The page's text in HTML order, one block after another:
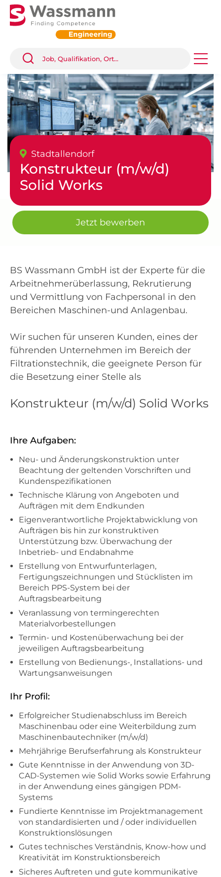
Stadtallendorf
Konstrukteur (m/w/d)
Solid Works
Jetzt bewerben
BS Wassmann GmbH ist der Experte für die
Arbeitnehmerüberlassung, Rekrutierung
und Vermittlung von Fachpersonal in den
Bereichen Maschinen-und Anlagenbau.
Wir suchen für unseren Kunden, eines der
führenden Unternehmen im Bereich der
Filtrationstechnik, die geeignete Person für
die Besetzung einer Stelle als
Konstrukteur (m/w/d) Solid Works
Ihre Aufgaben:
Neu- und Änderungskonstruktion unter
Beachtung der geltenden Vorschriften und
Kundenspezifikationen
Technische Klärung von Angeboten und
Aufträgen mit dem Endkunden
Eigenverantwortliche Projektabwicklung von
Aufträgen bis hin zur konstruktiven
Unterstützung bzw. Überwachung der
Inbetrieb- und Endabnahme
Erstellung von Entwurfunterlagen,
Fertigungszeichnungen und Stücklisten im
Bereich PPS-System bei der
Auftragsbearbeitung
Veranlassung von termingerechten
Materialvorbestellungen
Termin- und Kostenüberwachung bei der
jeweiligen Auftragsbearbeitung
Erstellung von Bedienungs-, Installations- und
Wartungsanweisungen
Ihr Profil:
Erfolgreicher Studienabschluss im Bereich
Maschinenbau oder eine Weiterbildung zum
Maschinenbautechniker (m/w/d)
Mehrjährige Berufserfahrung als Konstrukteur
Gute Kenntnisse in der Anwendung von 3D-
CAD-Systemen wie Solid Works sowie Erfahrung
in der Anwendung eines gängigen PDM-
Systems
Fundierte Kenntnisse im Projektmanagement
von standardisierten und / oder individuellen
Konstruktionslösungen
Gutes technisches Verständnis, Know-how und
Kreativität im Konstruktionsbereich
Sicheres Auftreten und gute kommunikative